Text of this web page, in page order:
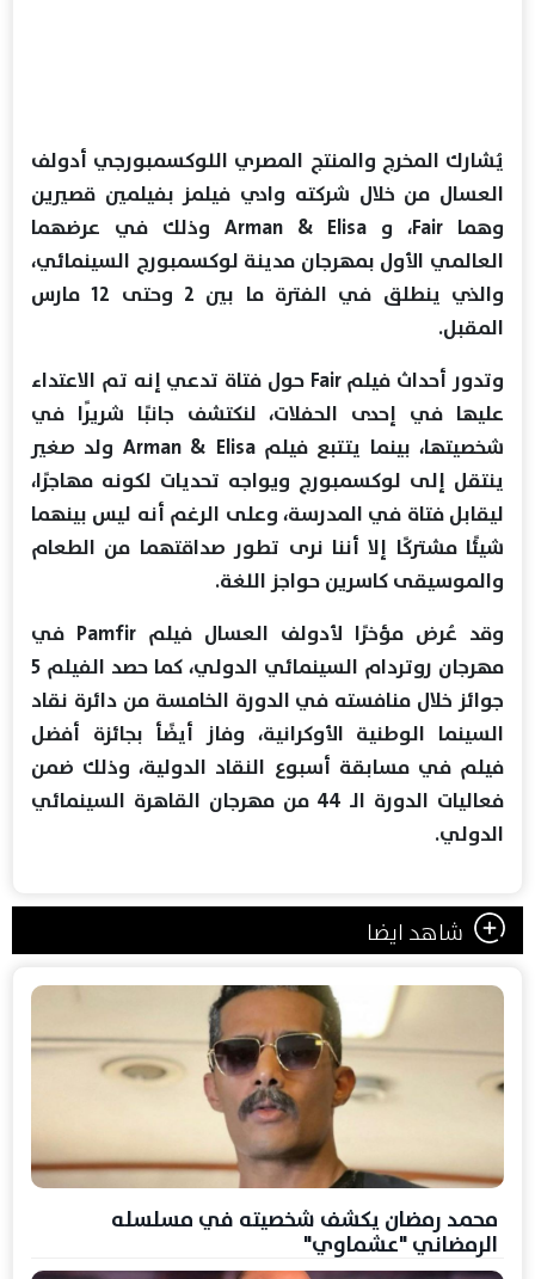
يُشارك المخرج والمنتج المصري اللوكسمبورجي أدولف
العسال من خلال شركته وادي فيلمز بفيلمين قصيرين
وهما Fair، و Arman & Elisa وذلك في عرضهما
العالمي الأول بمهرجان مدينة لوكسمبورج السينمائي،
والذي ينطلق في الفترة ما بين 2 وحتى 12 مارس
المقبل.
وتدور أحداث فيلم Fair حول فتاة تدعي إنه تم الاعتداء
عليها في إحدى الحفلات، لنكتشف جانبًا شريرًا في
شخصيتها، بينما يتتبع فيلم Arman & Elisa ولد صغير
ينتقل إلى لوكسمبورج ويواجه تحديات لكونه مهاجرًا،
ليقابل فتاة في المدرسة، وعلى الرغم أنه ليس بينهما
شيئًا مشتركًا إلا أننا نرى تطور صداقتهما من الطعام
والموسيقى كاسرين حواجز اللغة.
وقد عُرض مؤخرًا لأدولف العسال فيلم Pamfir في
مهرجان روتردام السينمائي الدولي، كما حصد الفيلم 5
جوائز خلال منافسته في الدورة الخامسة من دائرة نقاد
السينما الوطنية الأوكرانية، وفاز أيضًأ بجائزة أفضل
فيلم في مسابقة أسبوع النقاد الدولية، وذلك ضمن
فعاليات الدورة الـ 44 من مهرجان القاهرة السينمائي
الدولي.
شاهد ايضا
محمد رمضان يكشف شخصيته في مسلسله
الرمضاني "عشماوي"